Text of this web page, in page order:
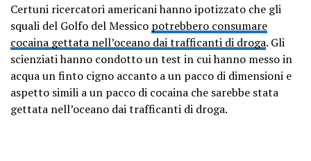
Certuni ricercatori americani hanno ipotizzato che gli
squali del Golfo del Messico potrebbero consumare
cocaina gettata nell’oceano dai trafficanti di droga. Gli
scienziati hanno condotto un test in cui hanno messo in
acqua un finto cigno accanto a un pacco di dimensioni e
aspetto simili a un pacco di cocaina che sarebbe stata
gettata nell’oceano dai trafficanti di droga.